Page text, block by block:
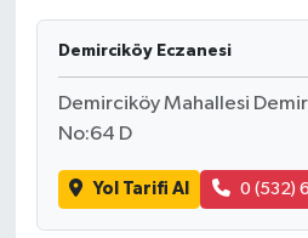
Demirciköy Eczanesi
Demirciköy Mahallesi
No:64 D
Yol Tarifi Al 0 (532)